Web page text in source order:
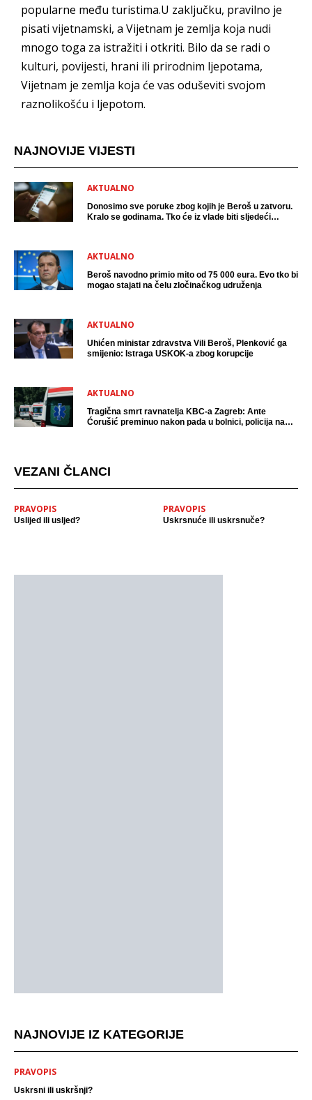
popularne među turistima.U zaključku, pravilno je
pisati vijetnamski, a Vijetnam je zemlja koja nudi
mnogo toga za istražiti i otkriti. Bilo da se radi o
kulturi, povijesti, hrani ili prirodnim ljepotama,
Vijetnam je zemlja koja će vas oduševiti svojom
raznolikošću i ljepotom.
NAJNOVIJE VIJESTI
AKTUALNO
Donosimo sve poruke zbog kojih je Beroš u zatvoru.
Kralo se godinama. Tko će iz vlade biti sljedeći
AKTUALNO
Beroš navodno primio mito od 75 000 eura. Evo tko bi
mogao stajati na čelu zločinačkog udruženja
AKTUALNO
Uhićen ministar zdravstva Vili Beroš, Plenković ga
smijenio: Istraga USKOK-a zbog korupcije
AKTUALNO
Tragična smrt ravnatelja KBC-a Zagreb: Ante
Ćorušić preminuo nakon pada u bolnici, policija na
VEZANI ČLANCI
PRAVOPIS
Uslijed ili usljed?
PRAVOPIS
Uskrsnuće ili uskrsnuče?
NAJNOVIJE IZ KATEGORIJE
PRAVOPIS
Uskrsni ili uskršnji?